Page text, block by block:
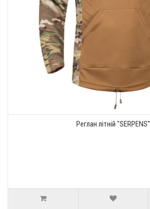
Реглан літній "SERPENS"